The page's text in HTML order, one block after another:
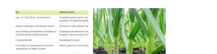
времени на спорт